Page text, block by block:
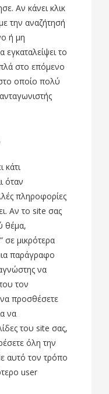
Αν κάνει κλικ
την αναζήτησή
ή μη
το
στο επόμενο
οποίο πολύ
κάτι
όταν
πληροφορίες
Αν το site σας
θέμα,
σε μικρότερα
παράγραφο
να
τον
προσθέσετε
να
του site σας,
όλη την
αυτό τον τρόπο
user